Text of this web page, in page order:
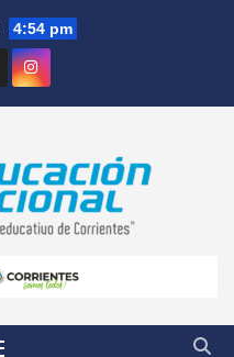
4:54 pm